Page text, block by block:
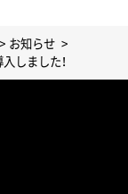
お知らせ
しました！